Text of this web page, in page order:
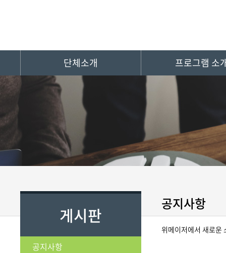
단체소개 프로그램 소
게시판
공지사항
공지사항
위메이저에서 새로운